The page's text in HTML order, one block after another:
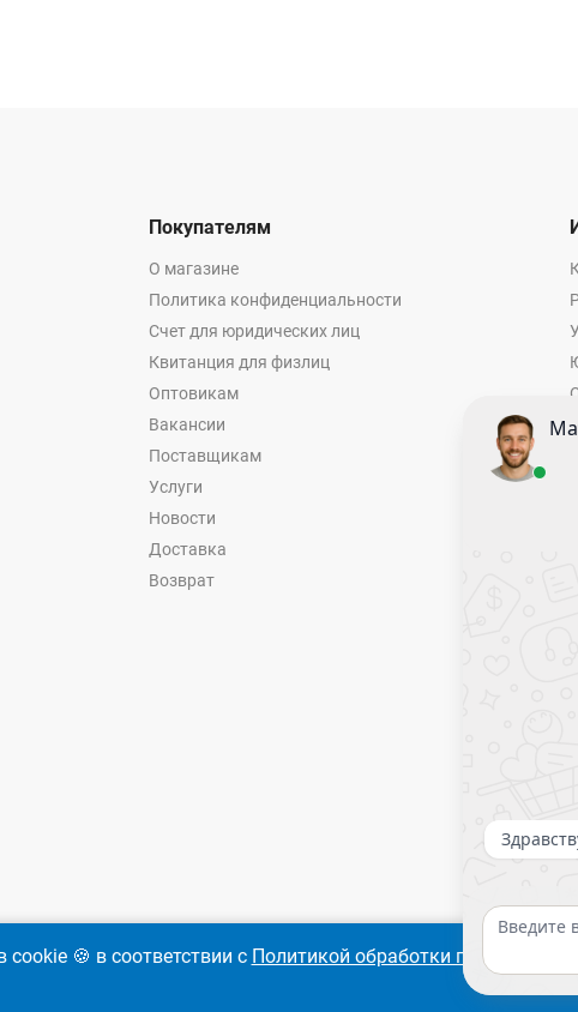
Покупателям
О магазине
Политика конфиденциальности
Счет для юридических лиц
Квитанция для физлиц
Оптовикам
Вакансии
Поставщикам
Услуги
Новости
Доставка
Возврат
🍪 в соответствии с Политикой обработки персональных